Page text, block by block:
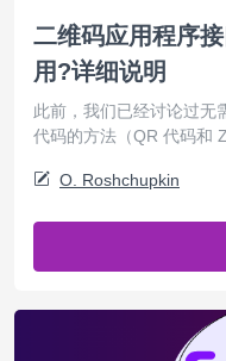
二维码应用程序
用?详细说明
此前，我们已经讨论过无
代码的方法（QR 代码和
O. Roshchupkin